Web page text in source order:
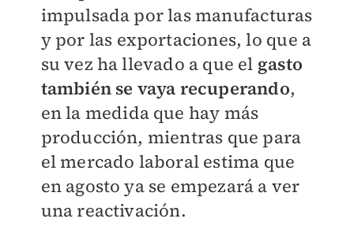
impulsada por las manufacturas
y por las exportaciones, lo que a
su vez ha llevado a que el gasto
también se vaya recuperando,
en la medida que hay más
producción, mientras que para
el mercado laboral estima que
en agosto ya se empezará a ver
una reactivación.